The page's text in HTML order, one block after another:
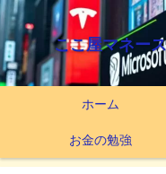
ここ屋マネー
ホーム
お金の勉強